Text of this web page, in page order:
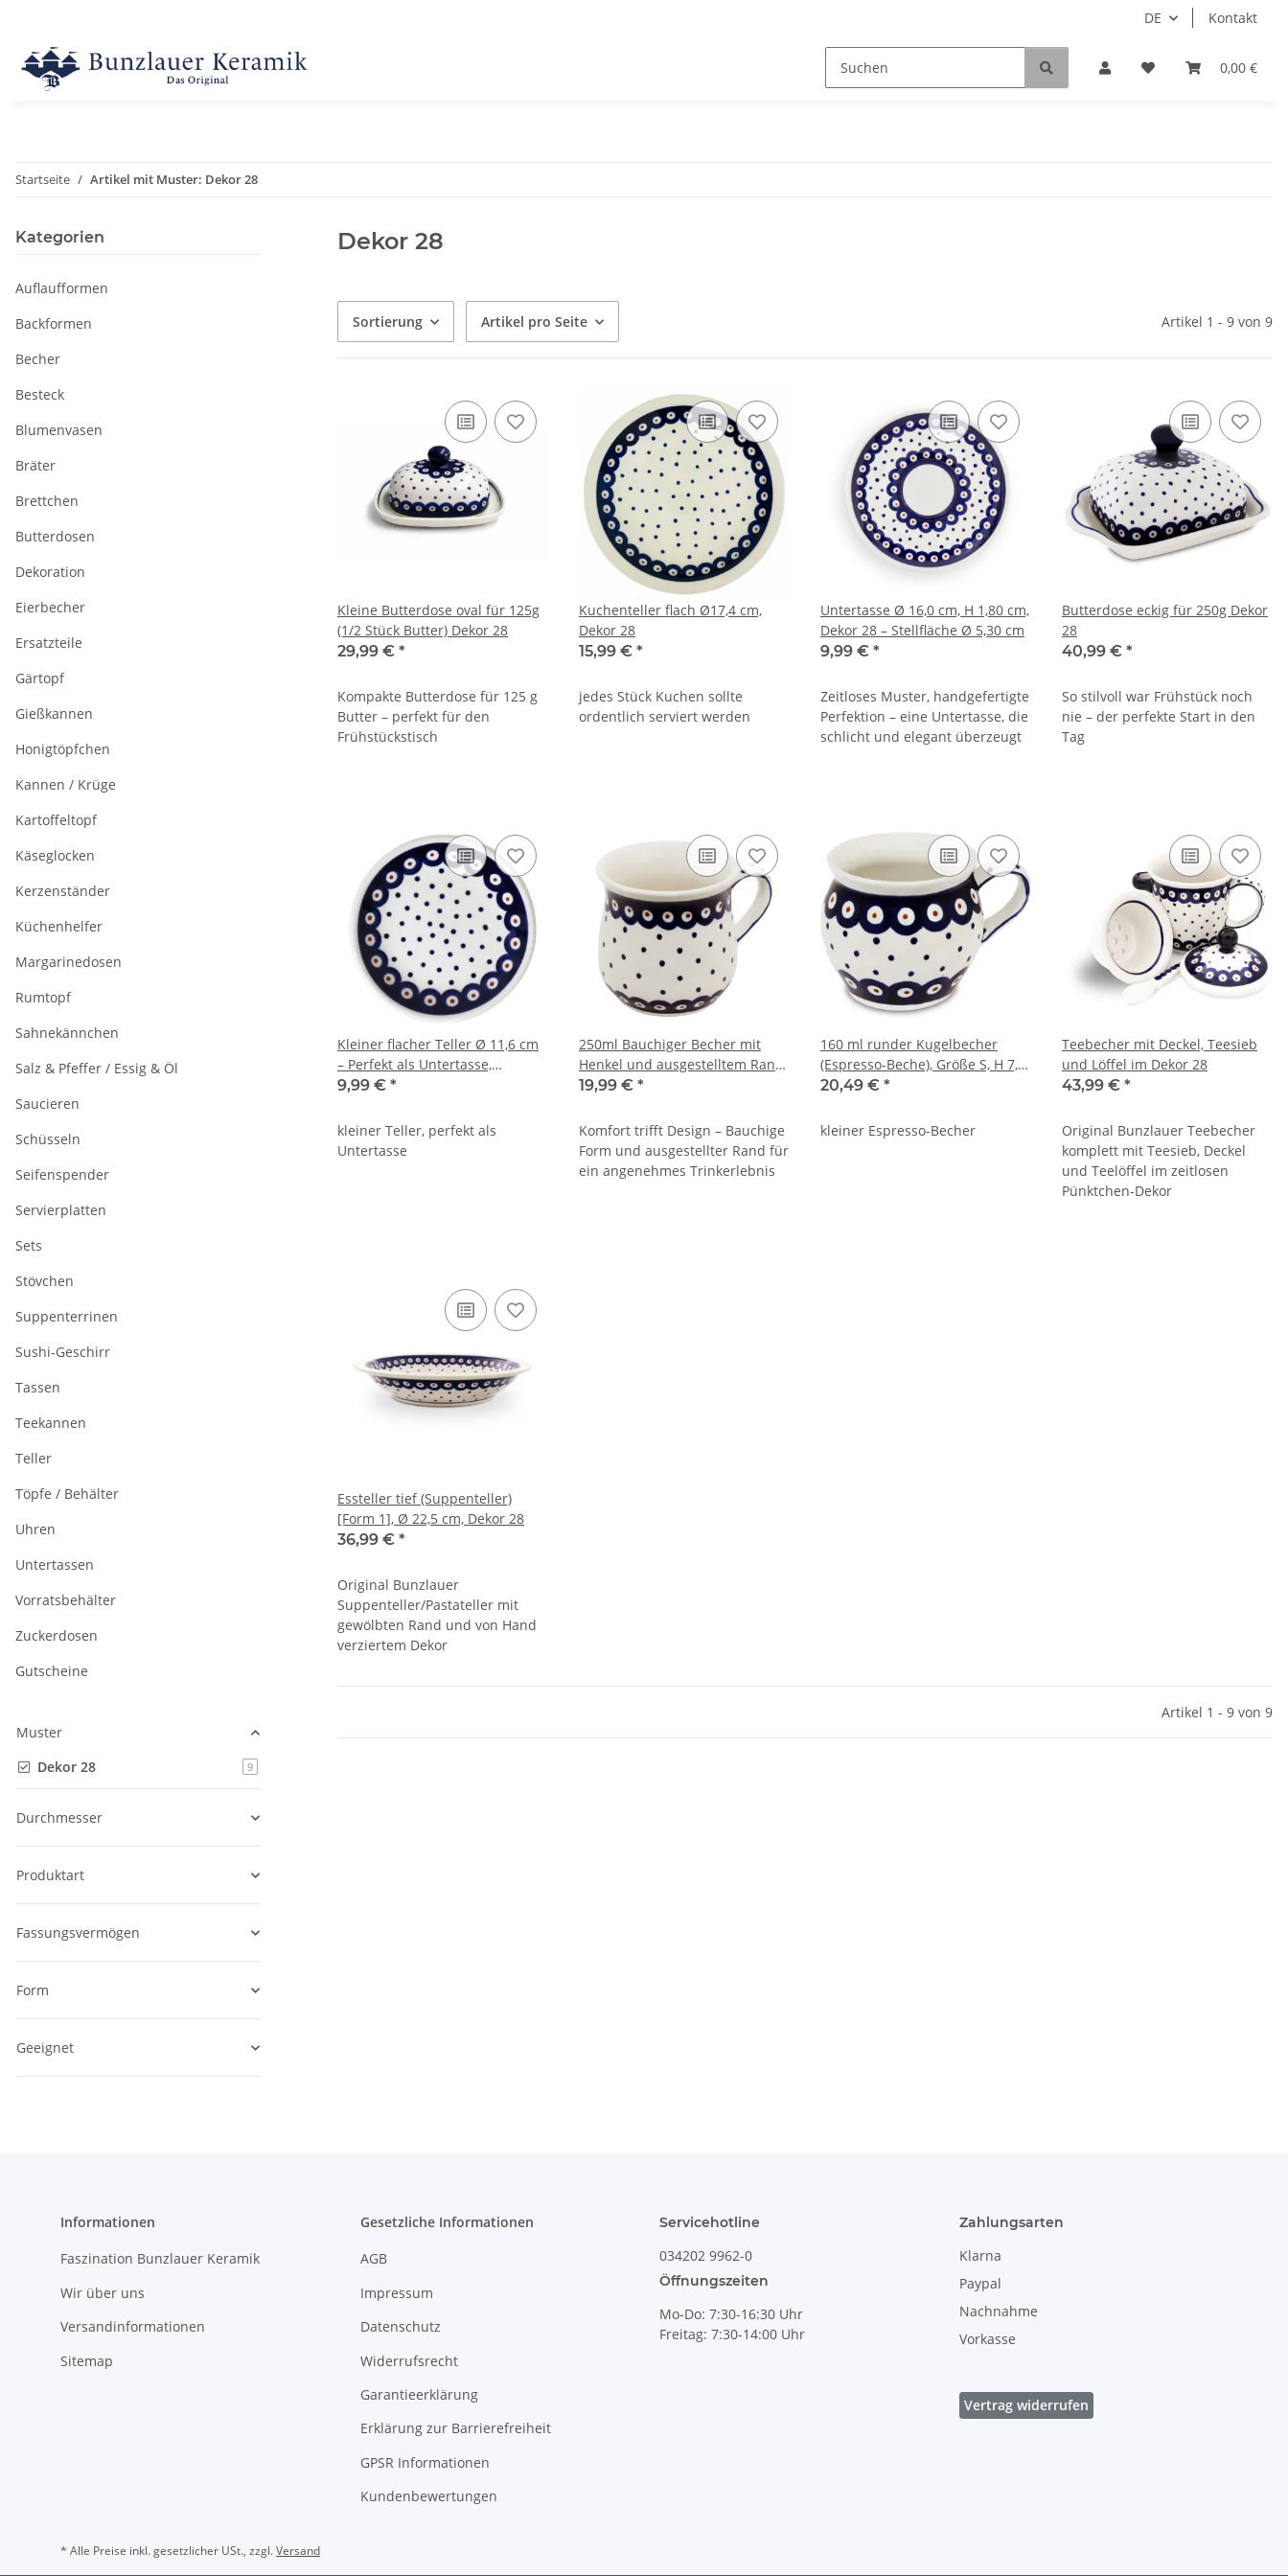
DE Kontakt
0,00 €
Startseite Artikel mit Muster: Dekor 28
Dekor 28
Sortierung Artikel pro Seite Artikel 1 - 9 von 9
Kleine Butterdose oval für 125g
(1/2 Stück Butter) Dekor 28
29,99 € *
Kompakte Butterdose für 125 g
Butter – perfekt für den
Frühstückstisch
Kuchenteller flach Ø17,4 cm,
Dekor 28
15,99 € *
jedes Stück Kuchen sollte
ordentlich serviert werden
Untertasse Ø 16,0 cm, H 1,80 cm,
Dekor 28 – Stellfläche Ø 5,30 cm
9,99 € *
Zeitloses Muster, handgefertigte
Perfektion – eine Untertasse, die
schlicht und elegant überzeugt
Butterdose eckig für 250g Dekor
28
40,99 € *
So stilvoll war Frühstück noch
nie – der perfekte Start in den
Tag
Kleiner flacher Teller Ø 11,6 cm
– Perfekt als Untertasse,
Teebeutelablage & Servierteller
9,99 € *
kleiner Teller, perfekt als
Untertasse
250ml Bauchiger Becher mit
Henkel und ausgestelltem Rand
Dekor 28
19,99 € *
Komfort trifft Design – Bauchige
Form und ausgestellter Rand für
ein angenehmes Trinkerlebnis
160 ml runder Kugelbecher
(Espresso-Beche), Größe S, H 7,8
cm, Ø 7,5 cm, Dekor 28
20,49 € *
kleiner Espresso-Becher
Teebecher mit Deckel, Teesieb
und Löffel im Dekor 28
43,99 € *
Original Bunzlauer Teebecher
komplett mit Teesieb, Deckel
und Teelöffel im zeitlosen
Pünktchen-Dekor
Essteller tief (Suppenteller)
[Form 1], Ø 22,5 cm, Dekor 28
36,99 € *
Original Bunzlauer
Suppenteller/Pastateller mit
gewölbten Rand und von Hand
verziertem Dekor
Artikel 1 - 9 von 9
Kategorien
Auflaufformen
Backformen
Becher
Besteck
Blumenvasen
Bräter
Brettchen
Butterdosen
Dekoration
Eierbecher
Ersatzteile
Gärtopf
Gießkannen
Honigtöpfchen
Kannen / Krüge
Kartoffeltopf
Käseglocken
Kerzenständer
Küchenhelfer
Margarinedosen
Rumtopf
Sahnekännchen
Salz & Pfeffer / Essig & Öl
Saucieren
Schüsseln
Seifenspender
Servierplatten
Sets
Stövchen
Suppenterrinen
Sushi-Geschirr
Tassen
Teekannen
Teller
Töpfe / Behälter
Uhren
Untertassen
Vorratsbehälter
Zuckerdosen
Gutscheine
Muster
Dekor 28
9Artikel gefunden
Durchmesser
Produktart
Fassungsvermögen
Form
Geeignet
Informationen
Faszination Bunzlauer Keramik
Wir über uns
Versandinformationen
Sitemap
Gesetzliche Informationen
AGB
Impressum
Datenschutz
Widerrufsrecht
Garantieerklärung
Erklärung zur Barrierefreiheit
GPSR Informationen
Kundenbewertungen
Servicehotline
034202 9962-0
Öffnungszeiten
Mo-Do: 7:30-16:30 Uhr
Freitag: 7:30-14:00 Uhr
Zahlungsarten
Klarna
Paypal
Nachnahme
Vorkasse
Vertrag widerrufen
* Alle Preise inkl. gesetzlicher USt., zzgl.Versand